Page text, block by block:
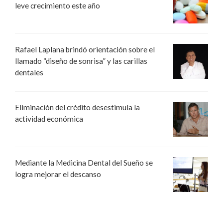
leve crecimiento este año
Rafael Laplana brindó orientación sobre el
llamado “diseño de sonrisa” y las carillas
dentales
Eliminación del crédito desestimula la
actividad económica
Mediante la Medicina Dental del Sueño se
logra mejorar el descanso